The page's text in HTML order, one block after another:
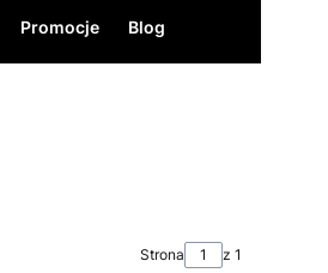
Promocje Blog
Strona z 1